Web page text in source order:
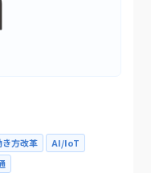
き方改革
AI/IoT